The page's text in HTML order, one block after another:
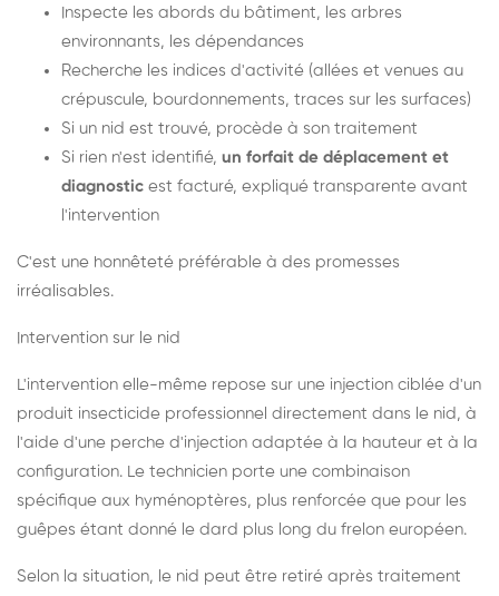
Inspecte les abords du bâtiment, les arbres
environnants, les dépendances
Recherche les indices d'activité (allées et venues au
crépuscule, bourdonnements, traces sur les surfaces)
Si un nid est trouvé, procède à son traitement
Si rien n'est identifié, un forfait de déplacement et
diagnostic est facturé, expliqué transparente avant
l'intervention
C'est une honnêteté préférable à des promesses
irréalisables.
Intervention sur le nid
L'intervention elle-même repose sur une injection ciblée d'un
produit insecticide professionnel directement dans le nid, à
l'aide d'une perche d'injection adaptée à la hauteur et à la
configuration. Le technicien porte une combinaison
spécifique aux hyménoptères, plus renforcée que pour les
guêpes étant donné le dard plus long du frelon européen.
Selon la situation, le nid peut être retiré après traitement